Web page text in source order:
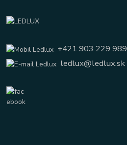
+421 903 229 989
ledlux@ledlux.sk